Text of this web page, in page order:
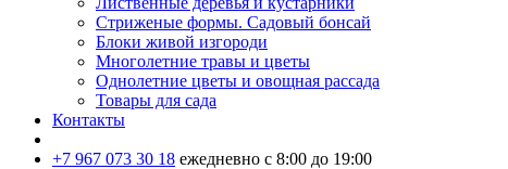
Стриженые формы. Садовый бонсай
Блоки живой изгороди
Многолетние травы и цветы
Однолетние цветы и овощная рассада
Товары для сада
Контакты
+7 967 073 30 18 ежедневно с 8:00 до 19:00